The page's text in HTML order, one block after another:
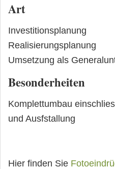
Art
Investitionsplanung
Realisierungsplanung
Umsetzung als
Besonderheiten
Komplettumbau
und Ausfstallung
Hier finden Sie